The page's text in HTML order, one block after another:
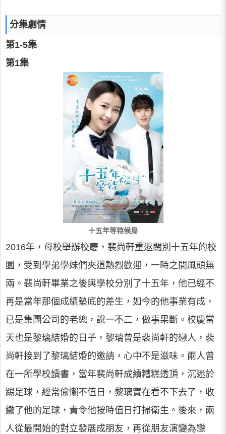
分集劇情
第1-5集
第1集
十五年等待候鳥
2016年，母校舉辦校慶，裴尚軒重返闊別十五年的校
園，受到學弟學妹們夾道熱烈歡迎，一時之間風頭無
兩。裴尚軒畢業之後與學校分別了十五年，他已經不
再是當年那個成績墊底的差生，如今的他事業有成，
已是集團公司的老總，說一不二，做事果斷。校慶當
天也是黎璃結婚的日子，黎璃曾是裴尚軒的戀人，裴
尚軒接到了黎璃結婚的邀請，心中不是滋味。兩人曾
在一所學校讀書，當年裴尚軒成績糟糕透頂，沉迷於
踢足球，經常偷懶不值日，黎璃實在看不下去了，收
繳了他的足球，責令他按時值日打掃衛生。後來，兩
人從最開始的對立發展成朋友，再從朋友演變為戀